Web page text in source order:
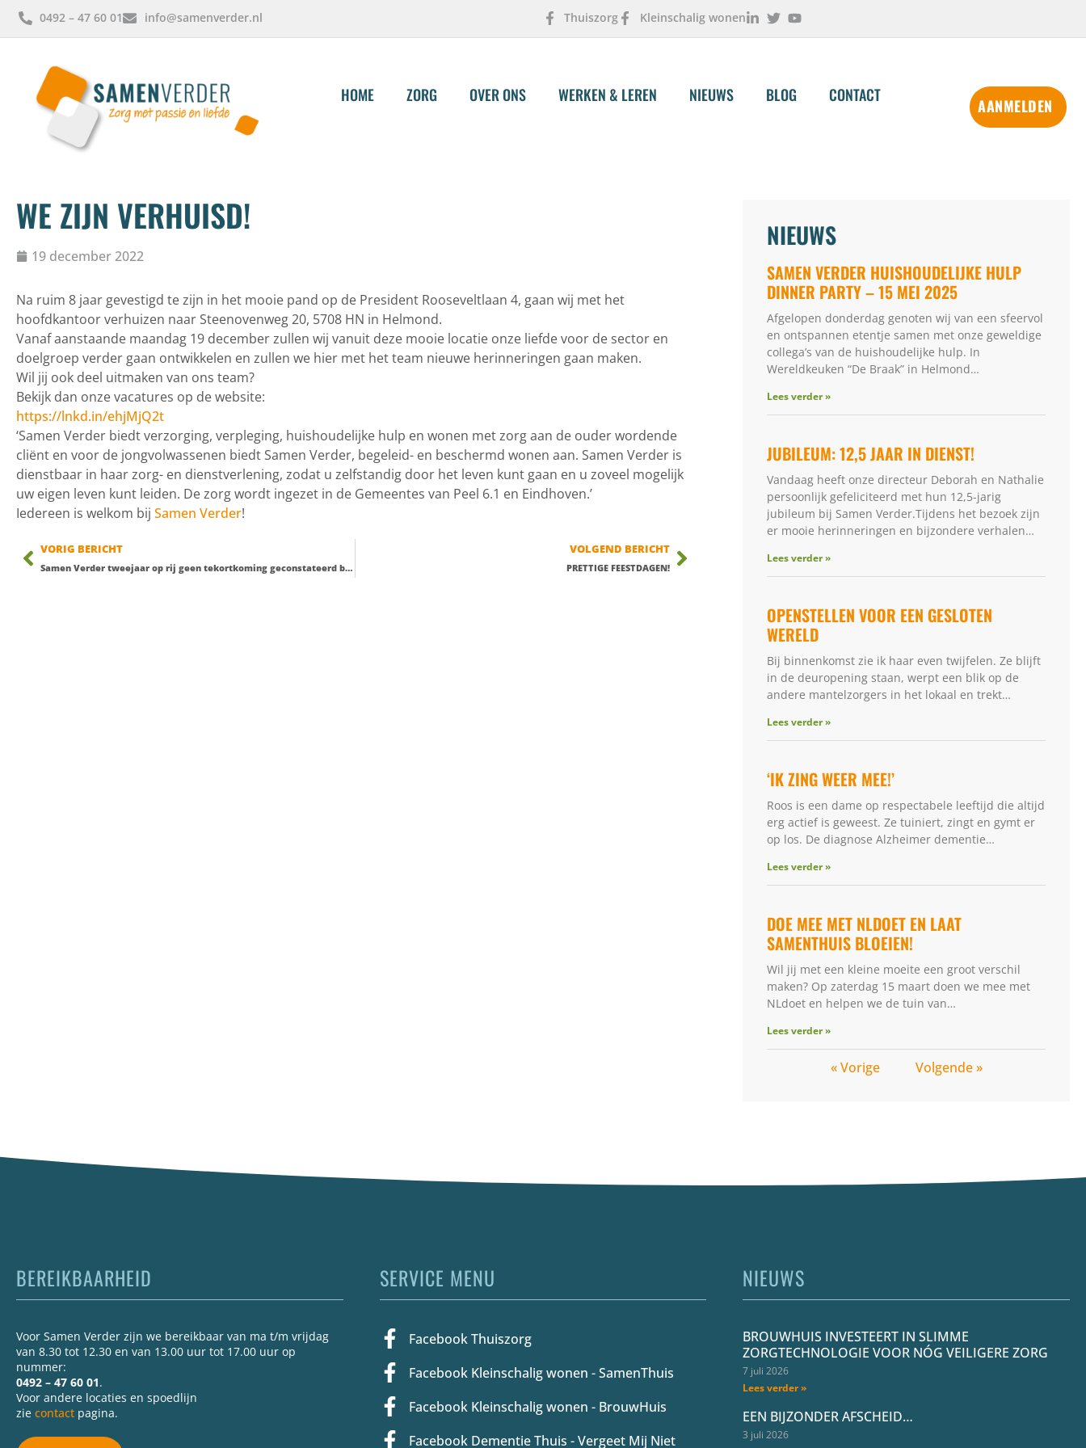
0492 – 47 60 01 info@samenverder.nl Thuiszorg Kleinschalig wonen
HOME ZORG OVER ONS WERKEN & LEREN NIEUWS BLOG CONTACT
AANMELDEN
WE ZIJN VERHUISD!
19 december 2022
Na ruim 8 jaar gevestigd te zijn in het mooie pand op de President Rooseveltlaan 4, gaan wij met het
hoofdkantoor verhuizen naar Steenovenweg 20, 5708 HN in Helmond.
Vanaf aanstaande maandag 19 december zullen wij vanuit deze mooie locatie onze liefde voor de sector en
doelgroep verder gaan ontwikkelen en zullen we hier met het team nieuwe herinneringen gaan maken.
Wil jij ook deel uitmaken van ons team?
Bekijk dan onze vacatures op de website:
https://lnkd.in/ehjMjQ2t
‘Samen Verder biedt verzorging, verpleging, huishoudelijke hulp en wonen met zorg aan de ouder wordende
cliënt en voor de jongvolwassenen biedt Samen Verder, begeleid- en beschermd wonen aan. Samen Verder is
dienstbaar in haar zorg- en dienstverlening, zodat u zelfstandig door het leven kunt gaan en u zoveel mogelijk
uw eigen leven kunt leiden. De zorg wordt ingezet in de Gemeentes van Peel 6.1 en Eindhoven.’
Iedereen is welkom bij Samen Verder!
VORIG BERICHT
Samen Verder tweejaar op rij geen tekortkoming geconstateerd bij HKZ-audit!
VOLGEND BERICHT
PRETTIGE FEESTDAGEN!
NIEUWS
SAMEN VERDER HUISHOUDELIJKE HULP
DINNER PARTY – 15 MEI 2025
Afgelopen donderdag genoten wij van een sfeervol
en ontspannen etentje samen met onze geweldige
collega’s van de huishoudelijke hulp. In
Wereldkeuken “De Braak” in Helmond…
Lees verder »
JUBILEUM: 12,5 JAAR IN DIENST!
Vandaag heeft onze directeur Deborah en Nathalie
persoonlijk gefeliciteerd met hun 12,5-jarig
jubileum bij Samen Verder.Tijdens het bezoek zijn
er mooie herinneringen en bijzondere verhalen…
Lees verder »
OPENSTELLEN VOOR EEN GESLOTEN
WERELD
Bij binnenkomst zie ik haar even twijfelen. Ze blijft
in de deuropening staan, werpt een blik op de
andere mantelzorgers in het lokaal en trekt…
Lees verder »
‘IK ZING WEER MEE!’
Roos is een dame op respectabele leeftijd die altijd
erg actief is geweest. Ze tuiniert, zingt en gymt er
op los. De diagnose Alzheimer dementie…
Lees verder »
DOE MEE MET NLDOET EN LAAT
SAMENTHUIS BLOEIEN!
Wil jij met een kleine moeite een groot verschil
maken? Op zaterdag 15 maart doen we mee met
NLdoet en helpen we de tuin van…
Lees verder »
« Vorige Volgende »
BEREIKBAARHEID
Voor Samen Verder zijn we bereikbaar van ma t/m vrijdag
van 8.30 tot 12.30 en van 13.00 uur tot 17.00 uur op
nummer:
0492 – 47 60 01.
Voor andere locaties en spoedlijn
zie contact pagina.
SERVICE MENU
Facebook Thuiszorg
Facebook Kleinschalig wonen - SamenThuis
Facebook Kleinschalig wonen - BrouwHuis
Facebook Dementie Thuis - Vergeet Mij Niet
NIEUWS
BROUWHUIS INVESTEERT IN SLIMME
ZORGTECHNOLOGIE VOOR NÓG VEILIGERE ZORG
7 juli 2026
Lees verder »
EEN BIJZONDER AFSCHEID…
3 juli 2026